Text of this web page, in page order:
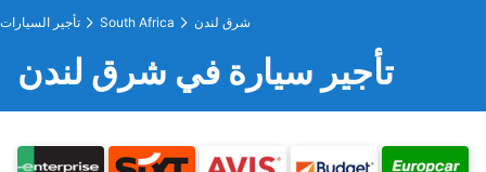
تأجير السيارات South Africa شرق لندن
تأجير سيارة في شرق لندن